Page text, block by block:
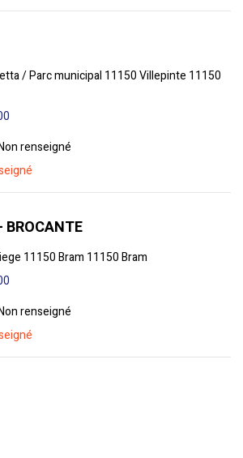
/ Parc municipal 11150 Villepinte 11150
renseigné
BROCANTE
11150 Bram 11150 Bram
renseigné